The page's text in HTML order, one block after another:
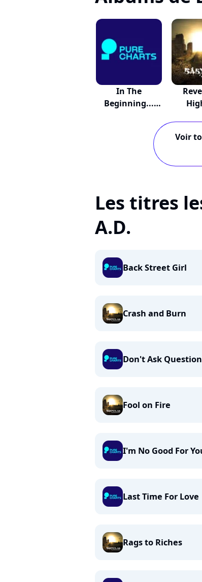
In The
Beginning...
Voir
Les titres
A.D.
Back Street Girl
Crash and Burn
Don't Ask
Fool on Fire
I'm No Good For
Last Time For Love
Rags to Riches